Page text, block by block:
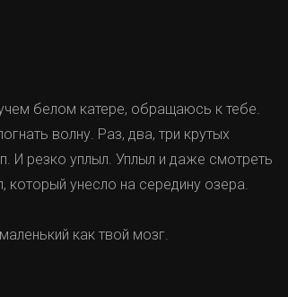
белом катере, обращаюсь к тебе.
волну. Раз, два, три крутых
И резко уплыл. Уплыл и даже смотреть
который унесло на середину озера.
как твой мозг.